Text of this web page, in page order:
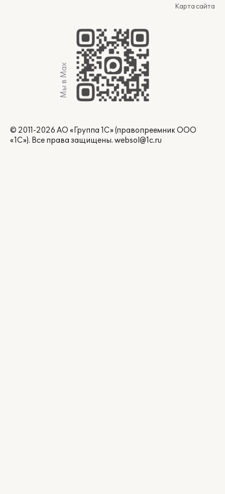
Карта сайта
Мы в Max
© 2011-2026 АО «Группа 1С» (правопреемник ООО
«1С»). Все права защищены. websol@1c.ru